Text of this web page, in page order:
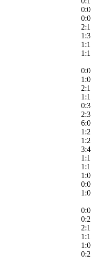
0:0
0:0
2:1
1:3
1:1
1:1
0:0
1:0
2:1
1:1
0:3
2:3
6:0
1:2
1:2
3:4
1:1
1:1
1:0
0:0
1:0
0:0
0:2
2:1
1:1
1:0
0:2